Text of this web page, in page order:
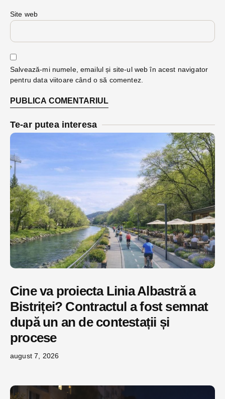
Site web
Salvează-mi numele, emailul și site-ul web în acest navigator
pentru data viitoare când o să comentez.
Te-ar putea interesa
Cine va proiecta Linia Albastră a
Bistriței? Contractul a fost semnat
după un an de contestații și
procese
august 7, 2026